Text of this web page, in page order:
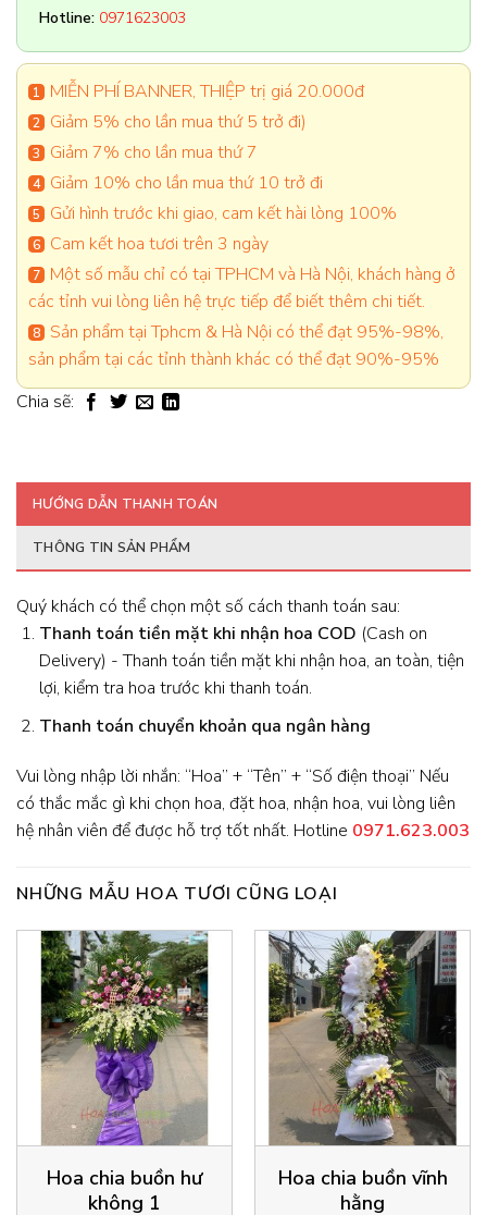
Hotline: 0971623003
MIỄN PHÍ BANNER, THIỆP trị giá 20.000đ
Giảm 5% cho lần mua thứ 5 trở đi)
Giảm 7% cho lần mua thứ 7
Giảm 10% cho lần mua thứ 10 trở đi
Gửi hình trước khi giao, cam kết hài lòng 100%
Cam kết hoa tươi trên 3 ngày
Một số mẫu chỉ có tại TPHCM và Hà Nội, khách hàng ở
các tỉnh vui lòng liên hệ trực tiếp để biết thêm chi tiết.
Sản phẩm tại Tphcm & Hà Nội có thể đạt 95%-98%,
sản phẩm tại các tỉnh thành khác có thể đạt 90%-95%
Chia sẽ:
HƯỚNG DẪN THANH TOÁN
THÔNG TIN SẢN PHẨM
Quý khách có thể chọn một số cách thanh toán sau:
Thanh toán tiền mặt khi nhận hoa COD (Cash on
Delivery) - Thanh toán tiền mặt khi nhận hoa, an toàn, tiện
lợi, kiểm tra hoa trước khi thanh toán.
Thanh toán chuyển khoản qua ngân hàng
Vui lòng nhập lời nhắn: “Hoa” + “Tên” + “Số điện thoại” Nếu
có thắc mắc gì khi chọn hoa, đặt hoa, nhận hoa, vui lòng liên
hệ nhân viên để được hỗ trợ tốt nhất. Hotline 0971.623.003
NHỮNG MẪU HOA TƯƠI CŨNG LOẠI
Hoa chia buồn hư
không 1
Hoa chia buồn vĩnh
hằng